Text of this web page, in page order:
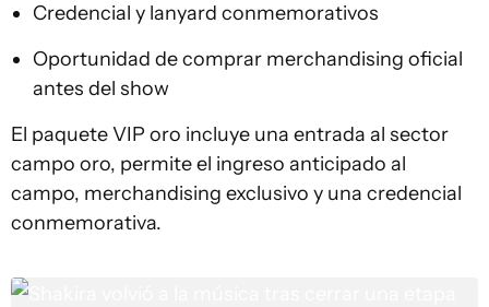
Credencial y lanyard conmemorativos
Oportunidad de comprar merchandising oficial
antes del show
El paquete VIP oro incluye una entrada al sector
campo oro, permite el ingreso anticipado al
campo, merchandising exclusivo y una credencial
conmemorativa.